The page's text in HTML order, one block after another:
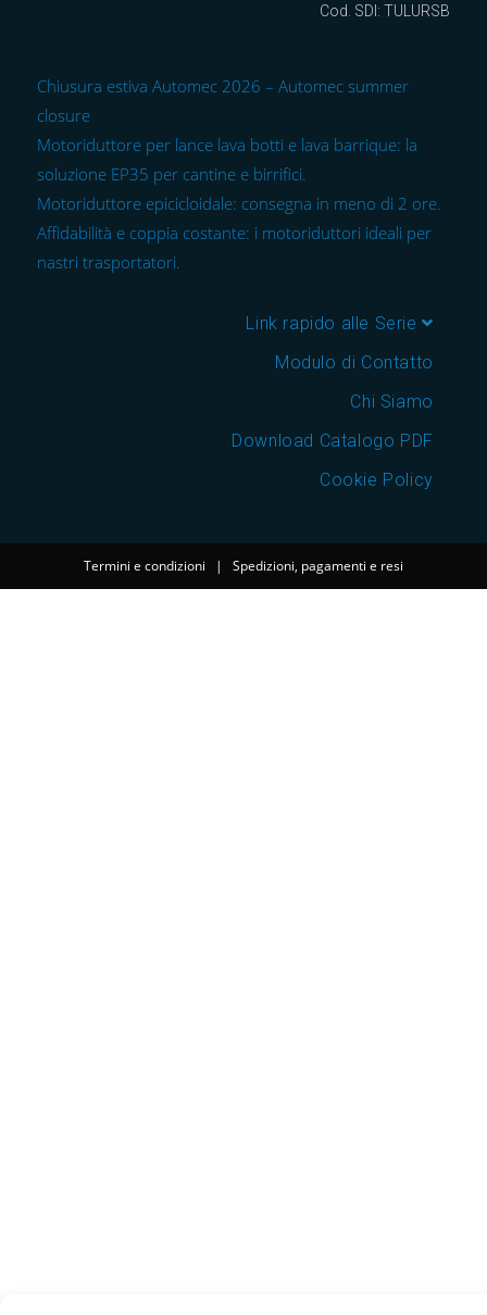
Cod. SDI: TULURSB
Chiusura estiva Automec 2026 – Automec summer
closure
Motoriduttore per lance lava botti e lava barrique: la
soluzione EP35 per cantine e birrifici.
Motoriduttore epicicloidale: consegna in meno di 2 ore.
Affidabilità e coppia costante: i motoriduttori ideali per
nastri trasportatori.
Link rapido alle Serie
Modulo di Contatto
Chi Siamo
Download Catalogo PDF
Cookie Policy
Termini e condizioni | Spedizioni, pagamenti e resi